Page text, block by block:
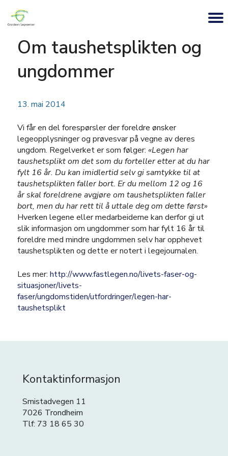
Om taushetsplikten og
ungdommer
13. mai 2014
Vi får en del forespørsler der foreldre ønsker
legeopplysninger og prøvesvar på vegne av deres
ungdom. Regelverket er som følger: «Legen har
taushetsplikt om det som du forteller etter at du har
fylt 16 år. Du kan imidlertid selv gi samtykke til at
taushetsplikten faller bort. Er du mellom 12 og 16
år skal foreldrene avgjøre om taushetsplikten faller
bort, men du har rett til å uttale deg om dette først»
Hverken legene eller medarbeiderne kan derfor gi ut
slik informasjon om ungdommer som har fylt 16 år til
foreldre med mindre ungdommen selv har opphevet
taushetsplikten og dette er notert i legejournalen.
Les mer: http://www.fastlegen.no/livets-faser-og-
situasjoner/livets-
faser/ungdomstiden/utfordringer/legen-har-
taushetsplikt
Kontaktinformasjon
Smistadvegen 11
7026 Trondheim
Tlf: 73 18 65 30